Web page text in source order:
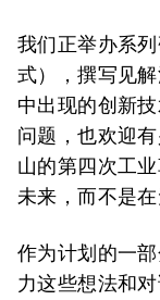
我们正举办系
式），撰写见
中出现的创新
问题，也欢迎
山的第四次工
未来，而不是在
作为计划的一
力这些想法和